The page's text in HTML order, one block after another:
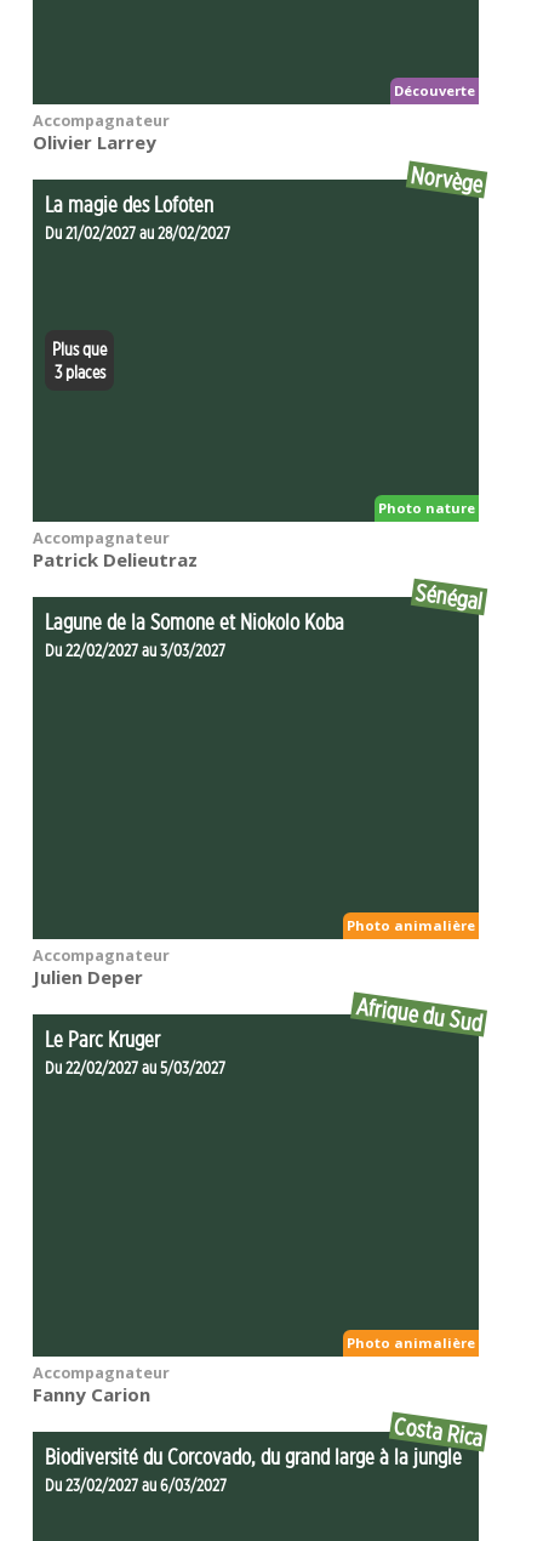
Découverte
Accompagnateur
Olivier Larrey
La magie des Lofoten
Norvège
Du 21/02/2027 au 28/02/2027
Photo nature
Plus que
3 places
Accompagnateur
Patrick Delieutraz
Lagune de la Somone et Niokolo Koba
Sénégal
Du 22/02/2027 au 3/03/2027
Photo animalière
Accompagnateur
Julien Deper
Le Parc Kruger
Afrique du Sud
Du 22/02/2027 au 5/03/2027
Photo animalière
Accompagnateur
Fanny Carion
Biodiversité du Corcovado, du grand large à la jungle
Costa Rica
Du 23/02/2027 au 6/03/2027